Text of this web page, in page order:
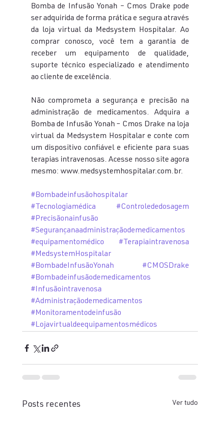
Bomba de Infusão Yonah – Cmos Drake pode
ser adquirida de forma prática e segura através
da loja virtual da Medsystem Hospitalar. Ao
comprar conosco, você tem a garantia de
receber um equipamento de qualidade,
suporte técnico especializado e atendimento
ao cliente de excelência.
Não comprometa a segurança e precisão na
administração de medicamentos. Adquira a
Bomba de Infusão Yonah – Cmos Drake na loja
virtual da Medsystem Hospitalar e conte com
um dispositivo confiável e eficiente para suas
terapias intravenosas. Acesse nosso site agora
mesmo: www.medsystemhospitalar.com.br.
#Bombadeinfusãohospitalar
#Tecnologiamédica
#Controlededosagem
#Precisãonainfusão
#Segurançanaadministraçãodemedicamentos
#equipamentomédico
#Terapiaintravenosa
#MedsystemHospitalar
#BombadeInfusãoYonah
#CMOSDrake
#Bombadeinfusãodemedicamentos
#Infusãointravenosa
#Administraçãodemedicamentos
#Monitoramentodeinfusão
#Lojavirtualdeequipamentosmédicos
Posts recentes Ver tudo